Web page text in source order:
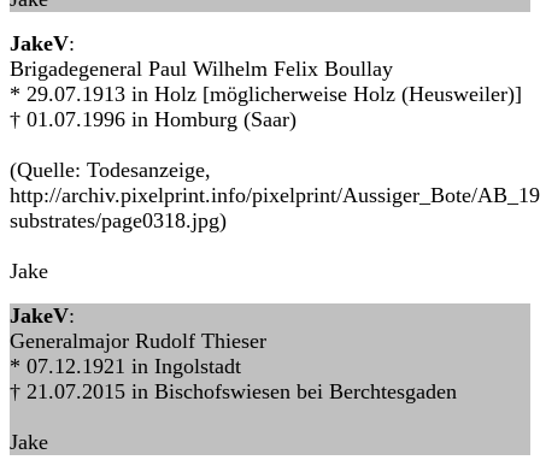
JakeV:
Brigadegeneral Paul Wilhelm Felix Boullay
* 29.07.1913 in Holz [möglicherweise Holz (Heusweiler)]
† 01.07.1996 in Homburg (Saar)
(Quelle: Todesanzeige,
http://archiv.pixelprint.info/pixelprint/Aussiger_Bote/
substrates/page0318.jpg)
Jake
JakeV:
Generalmajor Rudolf Thieser
* 07.12.1921 in Ingolstadt
† 21.07.2015 in Bischofswiesen bei Berchtesgaden
Jake